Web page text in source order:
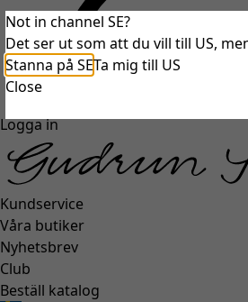
Logga in
Kundservice
Våra butiker
Nyhetsbrev
Club
Beställ katalog
Not in channel SE?
Det ser ut som att du vill till US,
Stanna på SETa mig till US
Close
An unexpected error